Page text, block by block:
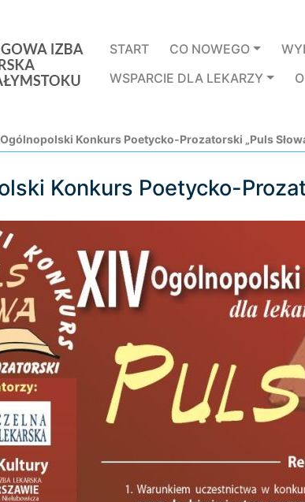
START
CO NOWEGO
WSPARCIE DLA LEKARZY
Konkurs Poetycko-Prozatorski „Puls
Konkurs Poetycko-